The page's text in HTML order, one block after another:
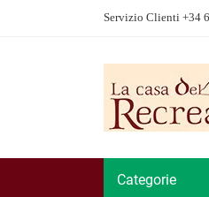
Servizio Clienti +34
Categorie